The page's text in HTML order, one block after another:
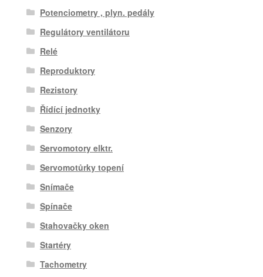
Potenciometry , plyn. pedály
Regulátory ventilátoru
Relé
Reproduktory
Rezistory
Řídící jednotky
Senzory
Servomotory elktr.
Servomotůrky topení
Snímače
Spínače
Stahovačky oken
Startéry
Tachometry